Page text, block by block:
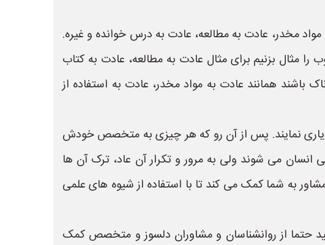
مخدر، عادت به مطالعه، عادت به درس خوانده و غیره.
مثال بزنیم برای مثال عادت به مطالعه، عادت به کتاب
همانند عادت به مواد مخدر، عادت به استفاده از
یاری نمایند. پس از آن رو که هر چیزی به متخصص خودش
انسان می شوند ولی به مرور و تکرار آن عاد، ترک آن ها
به شما کمک می کند تا با استفاده از شیوه های علمی
حتما از روانشناسان و مشاوران دلسوز و متخصص کمک